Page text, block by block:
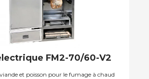
FM2-70/60-V2
et poisson pour le fumage à chaud